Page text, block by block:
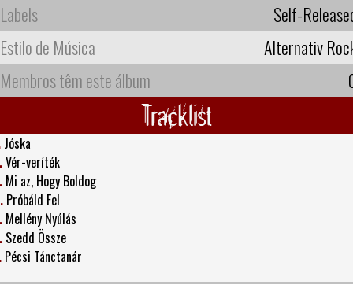
Labels
Self-
Estilo de Música
Alternativ
Membros têm este álbum
Tracklist
Jóska
Vér-veríték
Mi az, Hogy Boldog
Próbáld Fel
Mellény Nyúlás
Szedd Össze
Pécsi Tánctanár